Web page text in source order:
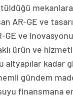
AR-GE ve
GE ve
ürün ve
altyapılar kadar
gündem
finansmana